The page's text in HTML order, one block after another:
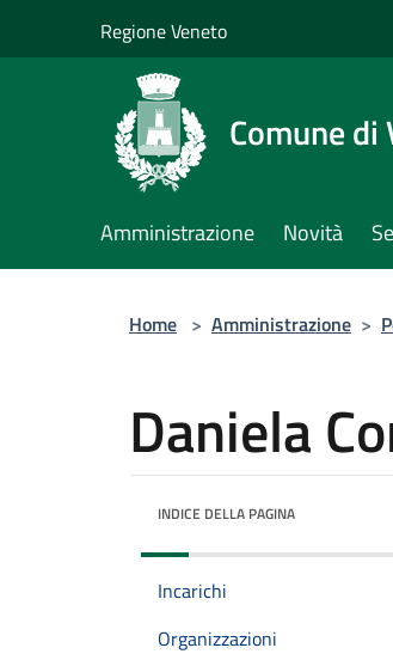
Regione Veneto
Comune di
Amministrazione Novità
Home > Amministrazione >
Daniela
INDICE DELLA PAGINA
Incarichi
Organizzazioni